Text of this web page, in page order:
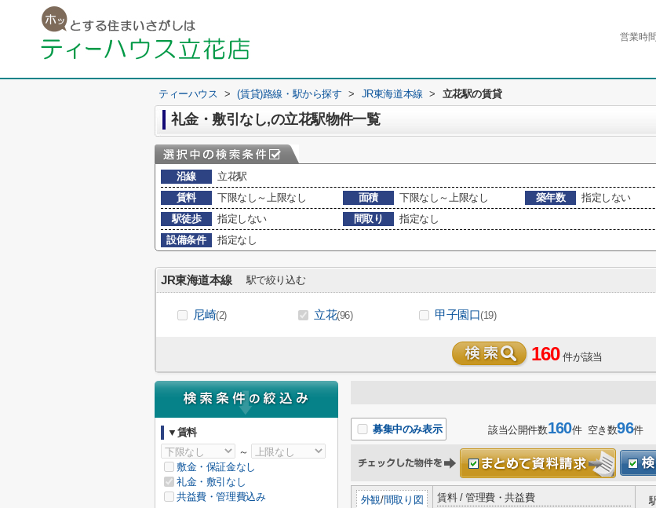
営業時
ティーハウス > (賃貸)路線・駅から探す > JR東海道本線 > 立花駅の賃貸
礼金・敷引なし,の立花駅物件一覧
沿線
立花駅
賃料
下限なし～上限なし 面積 下限なし～上限なし 築年数
指定しない
駅徒歩
指定しない 間取り
指定なし
設備条件
指定なし
JR東海道本線 駅で絞り込む
尼崎(2) 立花(96) 甲子園口(19)
160 件が該当
募集中のみ表示 該当公開件数160件 空き数96件
外観/間取り図
賃料 / 管理費・共益費
▼賃料
～
敷金・保証金なし
礼金・敷引なし
共益費・管理費込み